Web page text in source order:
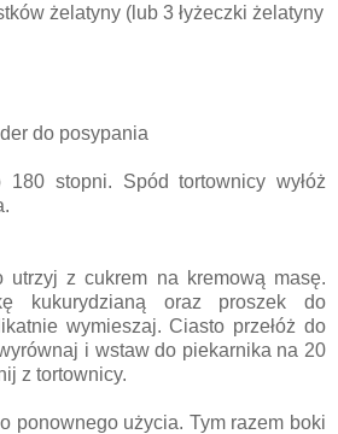
żelatyny (lub 3 łyżeczki żelatyny
do posypania
180 stopni. Spód tortownicy wyłóż
utrzyj z cukrem na kremową masę.
kukurydzianą oraz proszek do
wymieszaj. Ciasto przełóż do
i wstaw do piekarnika na 20
z tortownicy.
ponownego użycia. Tym razem boki